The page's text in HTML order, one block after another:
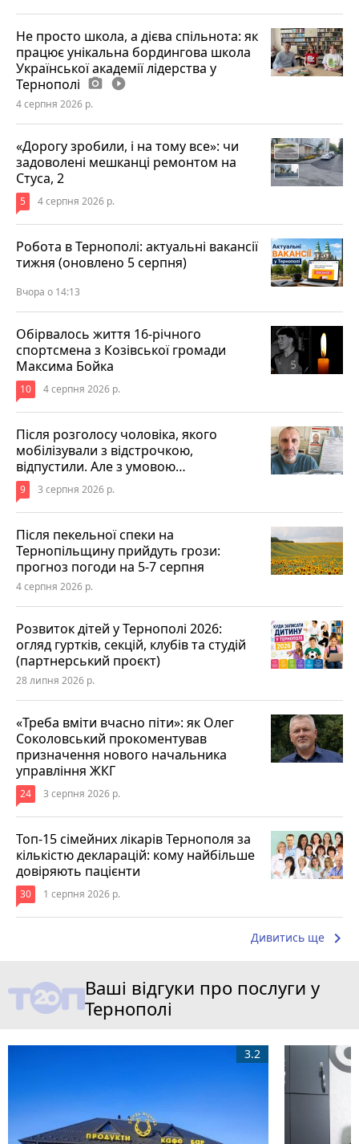
Не просто школа, а дієва спільнота: як
працює унікальна бордингова школа
Української академії лідерства у
Тернополі photo_camera play_circle_filled
4 серпня 2026 р.
«Дорогу зробили, і на тому все»: чи
задоволені мешканці ремонтом на
Стуса, 2
5 4 серпня 2026 р.
Робота в Тернополі: актуальні вакансії
тижня (оновлено 5 серпня)
Вчора о 14:13
Обірвалось життя 16-річного
спортсмена з Козівської громади
Максима Бойка
10 4 серпня 2026 р.
Після розголосу чоловіка, якого
мобілізували з відстрочкою,
відпустили. Але з умовою…
9 3 серпня 2026 р.
Після пекельної спеки на
Тернопільщину прийдуть грози:
прогноз погоди на 5-7 серпня
4 серпня 2026 р.
Розвиток дітей у Тернополі 2026:
огляд гуртків, секцій, клубів та студій
(партнерський проєкт)
28 липня 2026 р.
«Треба вміти вчасно піти»: як Олег
Соколовський прокоментував
призначення нового начальника
управління ЖКГ
24 3 серпня 2026 р.
Топ-15 сімейних лікарів Тернополя за
кількістю декларацій: кому найбільше
довіряють пацієнти
30 1 серпня 2026 р.
Дивитись ще keyboard_arrow_right
Ваші відгуки про послуги у
Тернополі
3.2